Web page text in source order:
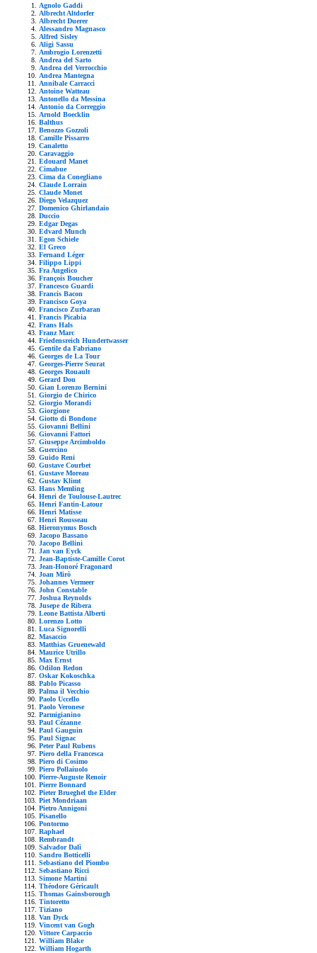
Agnolo Gaddi
Albrecht Altdorfer
Albrecht Duerer
Alessandro Magnasco
Alfred Sisley
Aligi Sassu
Ambrogio Lorenzetti
Andrea del Sarto
Andrea del Verrocchio
Andrea Mantegna
Annibale Carracci
Antoine Watteau
Antonello da Messina
Antonio da Correggio
Arnold Boecklin
Balthus
Benozzo Gozzoli
Camille Pissarro
Canaletto
Caravaggio
Edouard Manet
Cimabue
Cima da Conegliano
Claude Lorrain
Claude Monet
Diego Velazquez
Domenico Ghirlandaio
Duccio
Edgar Degas
Edvard Munch
Egon Schiele
El Greco
Fernand Léger
Filippo Lippi
Fra Angelico
François Boucher
Francesco Guardi
Francis Bacon
Francisco Goya
Francisco Zurbaran
Francis Picabia
Frans Hals
Franz Marc
Friedensreich Hundertwasser
Gentile da Fabriano
Georges de La Tour
Georges-Pierre Seurat
Georges Rouault
Gerard Dou
Gian Lorenzo Bernini
Giorgio de Chirico
Giorgio Morandi
Giorgione
Giotto di Bondone
Giovanni Bellini
Giovanni Fattori
Giuseppe Arcimboldo
Guercino
Guido Reni
Gustave Courbet
Gustave Moreau
Gustav Klimt
Hans Memling
Henri de Toulouse-Lautrec
Henri Fantin-Latour
Henri Matisse
Henri Rousseau
Hieronymus Bosch
Jacopo Bassano
Jacopo Bellini
Jan van Eyck
Jean-Baptiste-Camille Corot
Jean-Honoré Fragonard
Joan Mirò
Johannes Vermeer
John Constable
Joshua Reynolds
Jusepe de Ribera
Leone Battista Alberti
Lorenzo Lotto
Luca Signorelli
Masaccio
Matthias Gruenewald
Maurice Utrillo
Max Ernst
Odilon Redon
Oskar Kokoschka
Pablo Picasso
Palma il Vecchio
Paolo Uccello
Paolo Veronese
Parmigianino
Paul Cézanne
Paul Gauguin
Paul Signac
Peter Paul Rubens
Piero della Francesca
Piero di Cosimo
Piero Pollaiuolo
Pierre-Auguste Renoir
Pierre Bonnard
Pieter Brueghel the Elder
Piet Mondriaan
Pietro Annigoni
Pisanello
Pontormo
Raphael
Rembrandt
Salvador Dalì
Sandro Botticelli
Sebastiano del Piombo
Sebastiano Ricci
Simone Martini
Théodore Géricault
Thomas Gainsborough
Tintoretto
Tiziano
Van Dyck
Vincent van Gogh
Vittore Carpaccio
William Blake
William Hogarth